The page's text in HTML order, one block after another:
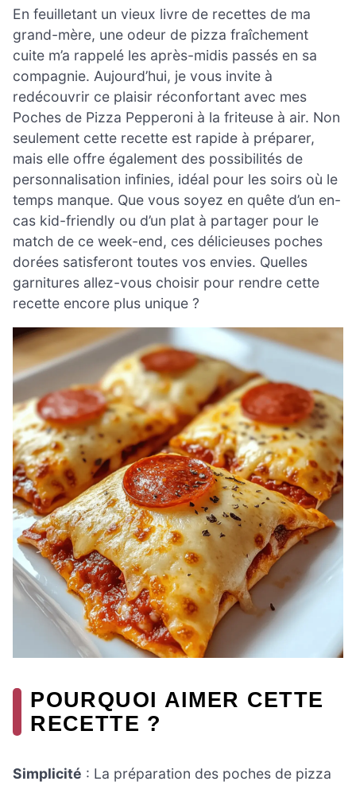
En feuilletant un vieux livre de recettes de ma
grand-mère, une odeur de pizza fraîchement
cuite m’a rappelé les après-midis passés en sa
compagnie. Aujourd’hui, je vous invite à
redécouvrir ce plaisir réconfortant avec mes
Poches de Pizza Pepperoni à la friteuse à air. Non
seulement cette recette est rapide à préparer,
mais elle offre également des possibilités de
personnalisation infinies, idéal pour les soirs où le
temps manque. Que vous soyez en quête d’un en-
cas kid-friendly ou d’un plat à partager pour le
match de ce week-end, ces délicieuses poches
dorées satisferont toutes vos envies. Quelles
garnitures allez-vous choisir pour rendre cette
recette encore plus unique ?
POURQUOI AIMER CETTE
RECETTE ?
Simplicité : La préparation des poches de pizza